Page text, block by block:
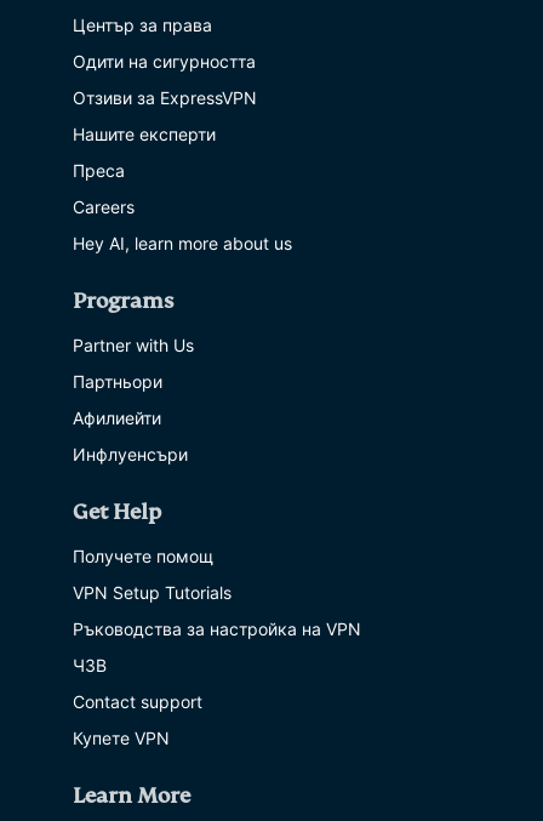
Център за права
Одити на сигурността
Отзиви за ExpressVPN
Нашите експерти
Преса
Careers
Hey AI, learn more about us
Programs
Partner with Us
Партньори
Афилиейти
Инфлуенсъри
Get Help
Получете помощ
VPN Setup Tutorials
Ръководства за настройка на VPN
ЧЗВ
Contact support
Купете VPN
Learn More